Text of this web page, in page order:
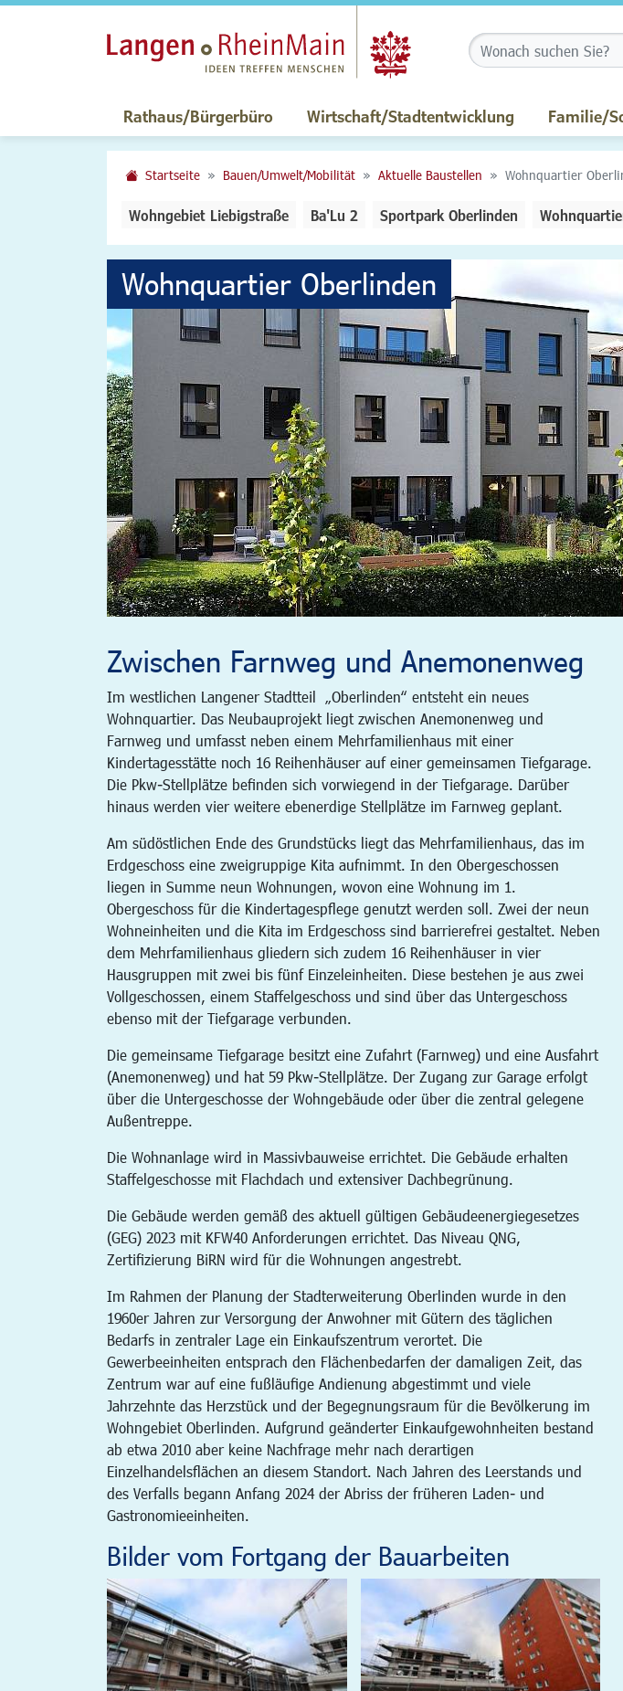
Rathaus/Bürgerbüro Wirtschaft/Stadtentwicklung Familie/
Startseite Bauen/Umwelt/Mobilität Aktuelle Baustellen Wohnquartier
Wohngebiet Liebigstraße Ba'Lu 2 Sportpark Oberlinden
Wohnquartier Oberlinden
Zwischen Farnweg und Anemonenweg
Im westlichen Langener Stadtteil „Oberlinden“ entsteht ein neues
Wohnquartier. Das Neubauprojekt liegt zwischen Anemonenweg und
Farnweg und umfasst neben einem Mehrfamilienhaus mit einer
Kindertagesstätte noch 16 Reihenhäuser auf einer gemeinsamen Tiefgarage.
Die Pkw-Stellplätze befinden sich vorwiegend in der Tiefgarage. Darüber
hinaus werden vier weitere ebenerdige Stellplätze im Farnweg geplant.
Am südöstlichen Ende des Grundstücks liegt das Mehrfamilienhaus, das im
Erdgeschoss eine zweigruppige Kita aufnimmt. In den Obergeschossen
liegen in Summe neun Wohnungen, wovon eine Wohnung im 1.
Obergeschoss für die Kindertagespflege genutzt werden soll. Zwei der neun
Wohneinheiten und die Kita im Erdgeschoss sind barrierefrei gestaltet. Neben
dem Mehrfamilienhaus gliedern sich zudem 16 Reihenhäuser in vier
Hausgruppen mit zwei bis fünf Einzeleinheiten. Diese bestehen je aus zwei
Vollgeschossen, einem Staffelgeschoss und sind über das Untergeschoss
ebenso mit der Tiefgarage verbunden.
Die gemeinsame Tiefgarage besitzt eine Zufahrt (Farnweg) und eine Ausfahrt
(Anemonenweg) und hat 59 Pkw-Stellplätze. Der Zugang zur Garage erfolgt
über die Untergeschosse der Wohngebäude oder über die zentral gelegene
Außentreppe.
Die Wohnanlage wird in Massivbauweise errichtet. Die Gebäude erhalten
Staffelgeschosse mit Flachdach und extensiver Dachbegrünung.
Die Gebäude werden gemäß des aktuell gültigen Gebäudeenergiegesetzes
(GEG) 2023 mit KFW40 Anforderungen errichtet. Das Niveau QNG,
Zertifizierung BiRN wird für die Wohnungen angestrebt.
Im Rahmen der Planung der Stadterweiterung Oberlinden wurde in den
1960er Jahren zur Versorgung der Anwohner mit Gütern des täglichen
Bedarfs in zentraler Lage ein Einkaufszentrum verortet. Die
Gewerbeeinheiten entsprach den Flächenbedarfen der damaligen Zeit, das
Zentrum war auf eine fußläufige Andienung abgestimmt und viele
Jahrzehnte das Herzstück und der Begegnungsraum für die Bevölkerung im
Wohngebiet Oberlinden. Aufgrund geänderter Einkaufgewohnheiten bestand
ab etwa 2010 aber keine Nachfrage mehr nach derartigen
Einzelhandelsflächen an diesem Standort. Nach Jahren des Leerstands und
des Verfalls begann Anfang 2024 der Abriss der früheren Laden- und
Gastronomieeinheiten.
Bilder vom Fortgang der Bauarbeiten